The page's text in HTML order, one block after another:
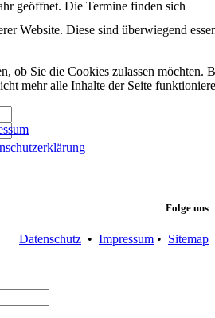
geöffnet. Die Termine finden sich
Folge uns
Datenschutz • Impressum • Sitemap
Website. Diese sind überwiegend
ob Sie die Cookies zulassen möchten.
mehr alle Inhalte der Seite